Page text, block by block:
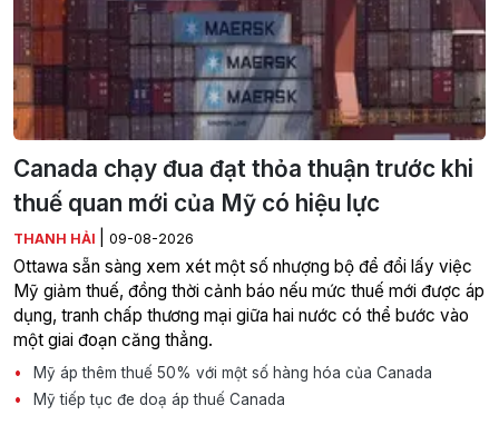
Canada chạy đua đạt thỏa thuận trước khi
thuế quan mới của Mỹ có hiệu lực
THANH HẢI 09-08-2026
Ottawa sẵn sàng xem xét một số nhượng bộ để đổi lấy việc
Mỹ giảm thuế, đồng thời cảnh báo nếu mức thuế mới được áp
dụng, tranh chấp thương mại giữa hai nước có thể bước vào
một giai đoạn căng thẳng.
Mỹ áp thêm thuế 50% với một số hàng hóa của Canada
Mỹ tiếp tục đe doạ áp thuế Canada